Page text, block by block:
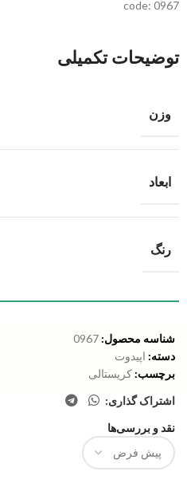
code: 0967
توضیحات تکمیلی
وزن
ابعاد
رنگ
شناسه محصول: 0967
دسته: اپیدوت
برچسب: کریستالی
اشتراک گذاری:
نقد و بررسی‌ها